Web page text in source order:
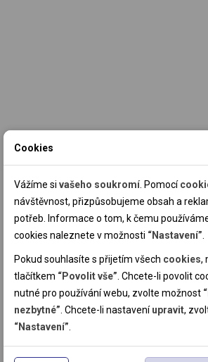
Cookies
Vážíme si vašeho soukromí . Pomocí
návštěvnost, přizpůsobujeme obsah a
potřeb. Informace o tom, k čemu
cookies naleznete v možnosti “Nastavení”
Pokud souhlasíte s přijetím všech cookies,
tlačítkem “Povolit vše” . Chcete-li povolit
nutné pro používání webu, zvolte možnost
nezbytné” . Chcete-li nastaveníupravit,
“Nastavení”
Nutné cookies pomáhají, aby byla webová
tak, že umožní základní funkce jako
přístup k zabezpečeným sekcím webové
stránka nemůže správně fungovat bez
Analytické cookies
Pomocí analytických cookies můžeme měřit
našeho webu, zdroje návštěv, výkon reklam
dosah. Takto získaná data zpracováváme
vazby na konkrétního uživatele našeho
Personální cookies
Personalizační soubory cookies nám
prohlížení webu dle vašich zájmů a
Reklamní cookies